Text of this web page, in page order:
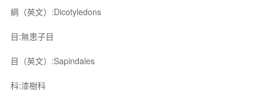
綱（英文）:Dicotyledons
目:無患子目
目（英文）:Sapindales
科:漆樹科